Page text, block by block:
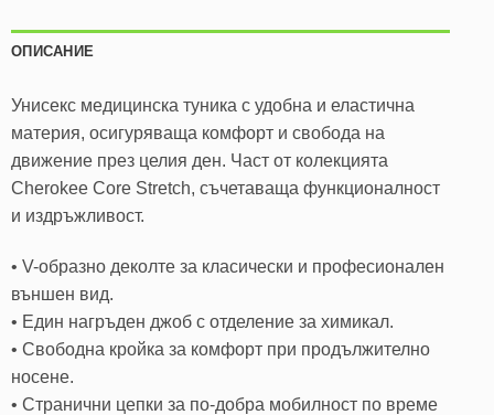
ОПИСАНИЕ
Унисекс медицинска туника с удобна и еластична
материя, осигуряваща комфорт и свобода на
движение през целия ден. Част от колекцията
Cherokee Core Stretch, съчетаваща функционалност
и издръжливост.
• V-образно деколте за класически и професионален
външен вид.
• Един нагръден джоб с отделение за химикал.
• Свободна кройка за комфорт при продължително
носене.
• Странични цепки за по-добра мобилност по време